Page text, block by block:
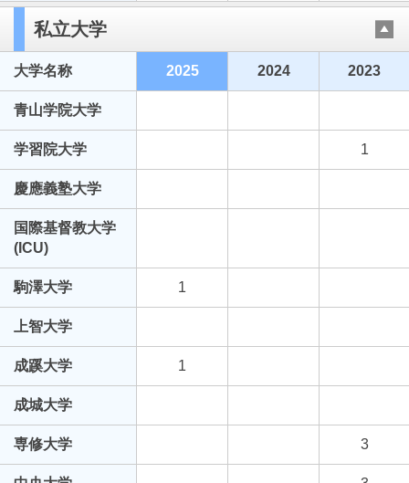
私立大学
大学名称 2025 2024 2023
青山学院大学
学習院大学 1
慶應義塾大学
国際基督教大学
(ICU)
駒澤大学 1
上智大学
成蹊大学 1
成城大学
専修大学 3